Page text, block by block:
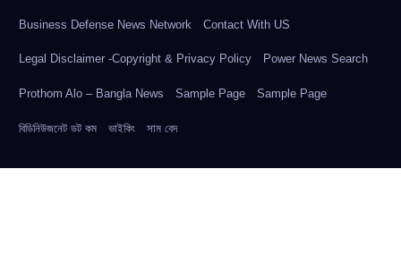
Business Defense News Network Contact With US
Legal Disclaimer -Copyright & Privacy Policy Power News Search
Prothom Alo – Bangla News Sample Page Sample Page
বিডিনিউজনেট ডট কম ভাইকিং সাম বেদ